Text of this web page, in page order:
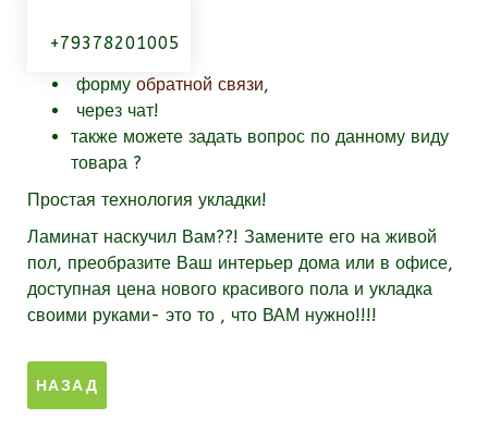
+79378201005
форму обратной связи,
через чат!
также можете задать вопрос по данному виду
товара ?
Простая технология укладки!
Ламинат наскучил Вам??! Замените его на живой
пол, преобразите Ваш интерьер дома или в офисе,
доступная цена нового красивого пола и укладка
своими руками- это то , что ВАМ нужно!!!!